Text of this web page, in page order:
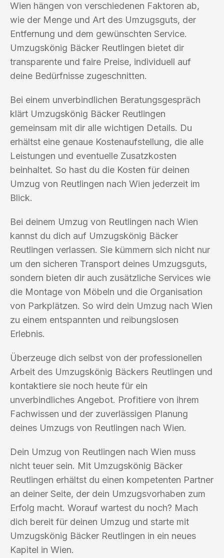
Wien hängen von verschiedenen Faktoren ab,
wie der Menge und Art des Umzugsguts, der
Entfernung und dem gewünschten Service.
Umzugskönig Bäcker Reutlingen bietet dir
transparente und faire Preise, individuell auf
deine Bedürfnisse zugeschnitten.
Bei einem unverbindlichen Beratungsgespräch
klärt Umzugskönig Bäcker Reutlingen
gemeinsam mit dir alle wichtigen Details. Du
erhältst eine genaue Kostenaufstellung, die alle
Leistungen und eventuelle Zusatzkosten
beinhaltet. So hast du die Kosten für deinen
Umzug von Reutlingen nach Wien jederzeit im
Blick.
Bei deinem Umzug von Reutlingen nach Wien
kannst du dich auf Umzugskönig Bäcker
Reutlingen verlassen. Sie kümmern sich nicht nur
um den sicheren Transport deines Umzugsguts,
sondern bieten dir auch zusätzliche Services wie
die Montage von Möbeln und die Organisation
von Parkplätzen. So wird dein Umzug nach Wien
zu einem entspannten und reibungslosen
Erlebnis.
Überzeuge dich selbst von der professionellen
Arbeit des Umzugskönig Bäckers Reutlingen und
kontaktiere sie noch heute für ein
unverbindliches Angebot. Profitiere von ihrem
Fachwissen und der zuverlässigen Planung
deines Umzugs von Reutlingen nach Wien.
Dein Umzug von Reutlingen nach Wien muss
nicht teuer sein. Mit Umzugskönig Bäcker
Reutlingen erhältst du einen kompetenten Partner
an deiner Seite, der dein Umzugsvorhaben zum
Erfolg macht. Worauf wartest du noch? Mach
dich bereit für deinen Umzug und starte mit
Umzugskönig Bäcker Reutlingen in ein neues
Kapitel in Wien.